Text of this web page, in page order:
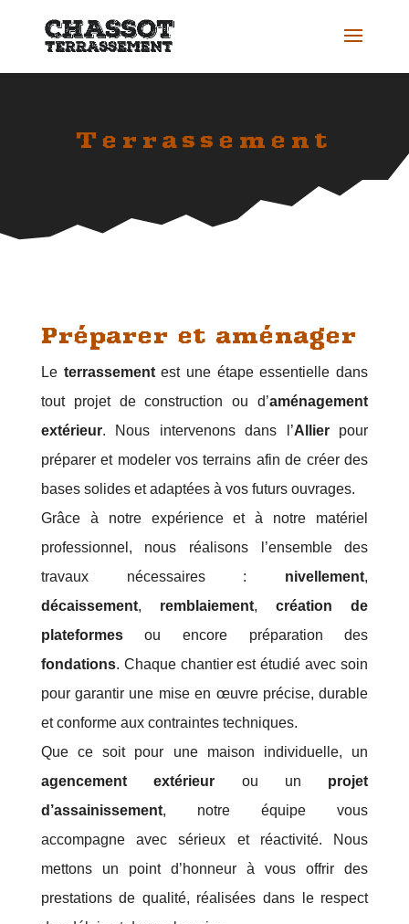
Terrassement
Préparer et aménager
Le terrassementest une étape essentielle dans
tout projet de construction ou d’aménagement
extérieur. Nous intervenons dans l’Allierpour
préparer et modeler vos terrains afin de créer des
bases solides et adaptées à vos futurs ouvrages.
Grâce à notre expérience et à notre matériel
professionnel, nous réalisons l’ensemble des
travaux nécessaires : nivellement,
décaissement, remblaiement,création de
plateformesou encore préparation des
fondations. Chaque chantier est étudié avec soin
pour garantir une mise en œuvre précise, durable
et conforme aux contraintes techniques.
Que ce soit pour une maison individuelle, un
agencement extérieur ou un projet
d’assainissement, notre équipe vous
accompagne avec sérieux et réactivité. Nous
mettons un point d’honneur à vous offrir des
prestations de qualité, réalisées dans le respect